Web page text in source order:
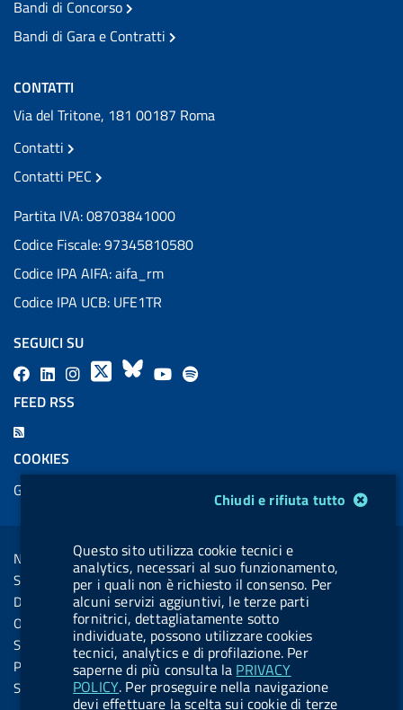
Chiudi e rifiuta tutto
Questo sito utilizza cookie tecnici e
analytics, necessari al suo funzionamento,
per i quali non è richiesto il consenso. Per
alcuni servizi aggiuntivi, le terze parti
fornitrici, dettagliatamente sotto
individuate, possono utilizzare cookies
tecnici, analytics e di profilazione. Per
saperne di più consulta la PRIVACY
POLICY. Per proseguire nella navigazione
devi effettuare la scelta sui cookie di terze
Bandi di Concorso
Bandi di Gara e Contratti
CONTATTI
Via del Tritone, 181 00187 Roma
Contatti
Contatti PEC
Partita IVA: 08703841000
Codice Fiscale: 97345810580
Codice IPA AIFA: aifa_rm
Codice IPA UCB: UFE1TR
SEGUICI SU
F
a
b
L
i
e
l
t
t
o
n
.
i
X
B
s
Y
u
l
l
u
t
t
o
n
.
s
FEED RSS
e
e
COOKIES
Gestione cookie
Sezione Link Utili
Note legali
Social Media Policy
Dichiarazione di accessibilità
Obiettivi di accessibilità
Statistiche sito
Privacy
Servizi Online